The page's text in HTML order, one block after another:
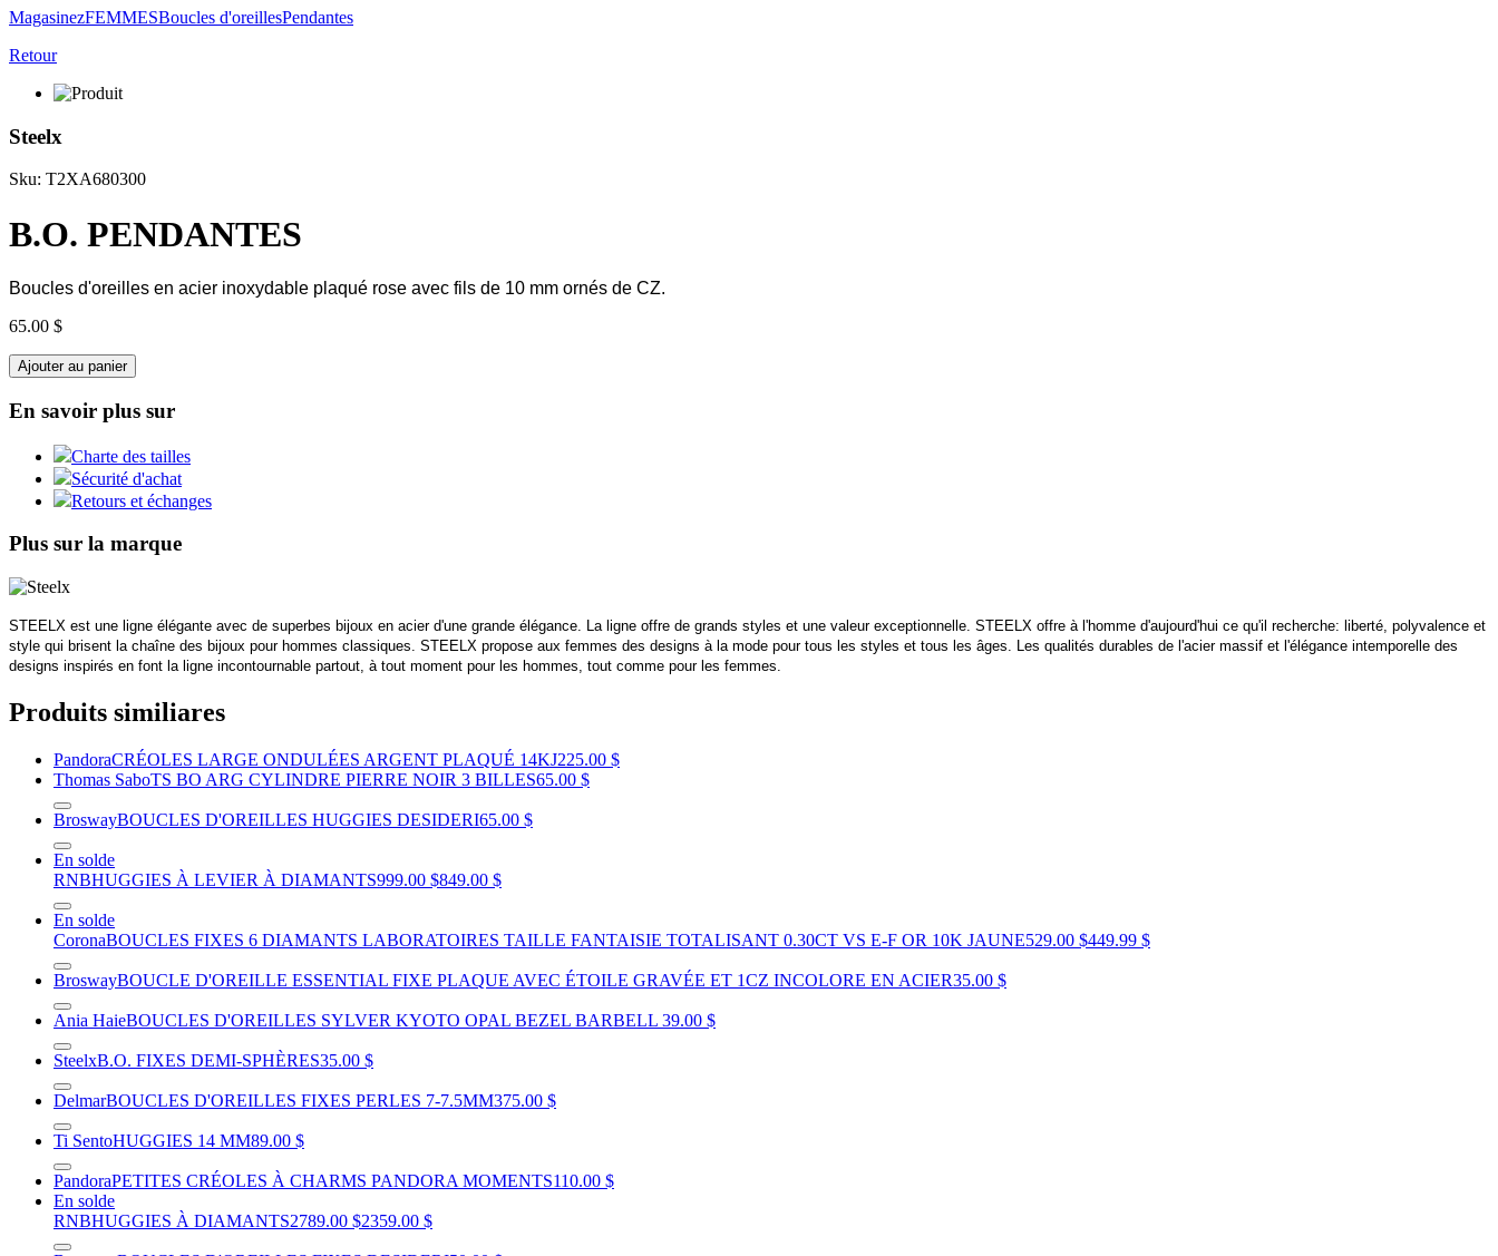
MagasinezFEMMESBoucles d'oreillesPendantes
Retour
Steelx
Sku: T2XA680300
B.O. PENDANTES
Boucles d'oreilles en acier inoxydable plaqué rose avec fils de 10 mm ornés de CZ.
65.00 $
Ajouter au panier
En savoir plus sur
Charte des tailles
Sécurité d'achat
Retours et échanges
Plus sur la marque
STEELX est une ligne élégante avec de superbes bijoux en acier d'une grande élégance. La ligne offre de grands styles et une valeur exceptionnelle. STEELX offre à l'homme d'aujourd'hui ce qu'il recherche: liberté, polyvalence et
style qui brisent la chaîne des bijoux pour hommes classiques. STEELX propose aux femmes des designs à la mode pour tous les styles et tous les âges. Les qualités durables de l'acier massif et l'élégance intemporelle des
designs inspirés en font la ligne incontournable partout, à tout moment pour les hommes, tout comme pour les femmes.
Produits similiares
PandoraCRÉOLES LARGE ONDULÉES ARGENT PLAQUÉ 14KJ225.00 $
Thomas SaboTS BO ARG CYLINDRE PIERRE NOIR 3 BILLES65.00 $
BroswayBOUCLES D'OREILLES HUGGIES DESIDERI65.00 $
En solde
RNBHUGGIES À LEVIER À DIAMANTS999.00 $849.00 $
En solde
CoronaBOUCLES FIXES 6 DIAMANTS LABORATOIRES TAILLE FANTAISIE TOTALISANT 0.30CT VS E-F OR 10K JAUNE529.00 $449.99 $
BroswayBOUCLE D'OREILLE ESSENTIAL FIXE PLAQUE AVEC ÉTOILE GRAVÉE ET 1CZ INCOLORE EN ACIER35.00 $
Ania HaieBOUCLES D'OREILLES SYLVER KYOTO OPAL BEZEL BARBELL 39.00 $
SteelxB.O. FIXES DEMI-SPHÈRES35.00 $
DelmarBOUCLES D'OREILLES FIXES PERLES 7-7.5MM375.00 $
Ti SentoHUGGIES 14 MM89.00 $
PandoraPETITES CRÉOLES À CHARMS PANDORA MOMENTS110.00 $
En solde
RNBHUGGIES À DIAMANTS2789.00 $2359.00 $